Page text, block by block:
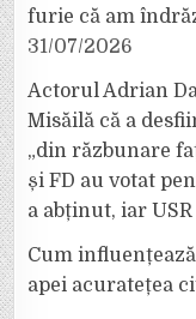
furie că am
31/07/2026
Actorul Adrian
Misăilă că a
„din răzbunare
și FD au votat
a abținut, iar
Cum
apei acuratețea